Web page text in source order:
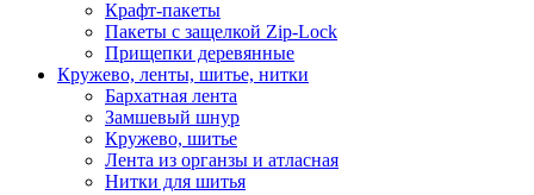
Крафт-пакеты
Пакеты с защелкой Zip-Lock
Прищепки деревянные
Кружево, ленты, шитье, нитки
Бархатная лента
Замшевый шнур
Кружево, шитье
Лента из органзы и атласная
Нитки для шитья